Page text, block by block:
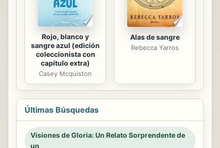
Rojo, blanco y
sangre azul (edición
coleccionista con
capítulo extra)
Casey Mcquiston
Alas de sangre
Rebecca Yarros
Últimas Búsquedas
Visiones de Gloria: Un Relato Sorprendente de
un